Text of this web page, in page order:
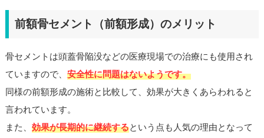
前額骨セメント（前額形成）のメリット
骨セメントは頭蓋骨陥没などの医療現場での治療にも使用され
ていますので、 安全性に問題はないようです。
同様の前額形成の施術と比較して、効果が大きくあらわれると
言われています。
また、 効果が長期的に継続するという点も人気の理由となって